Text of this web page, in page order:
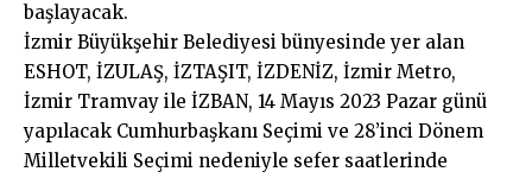
başlayacak.
İzmir Büyükşehir Belediyesi bünyesinde yer alan
ESHOT, İZULAŞ, İZTAŞIT, İZDENİZ, İzmir Metro,
İzmir Tramvay ile İZBAN, 14 Mayıs 2023 Pazar günü
yapılacak Cumhurbaşkanı Seçimi ve 28’inci Dönem
Milletvekili Seçimi nedeniyle sefer saatlerinde